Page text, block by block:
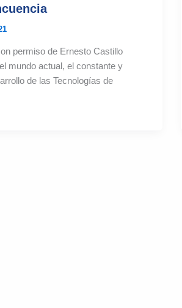
permiso de Ernesto Castillo
mundo actual, el constante y
de las Tecnologías de